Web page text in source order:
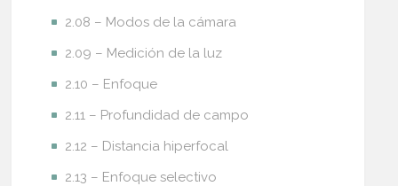
2.08 – Modos de la cámara
2.09 – Medición de la luz
2.10 – Enfoque
2.11 – Profundidad de campo
2.12 – Distancia hiperfocal
2.13 – Enfoque selectivo